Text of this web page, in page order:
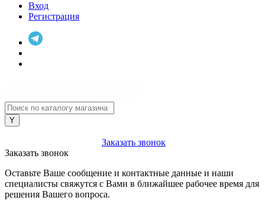
Вход
Регистрация
Заказать звонок
Заказать звонок
Оставьте Ваше сообщение и контактные данные и наши
специалисты свяжутся с Вами в ближайшее рабочее время для
решения Вашего вопроса.